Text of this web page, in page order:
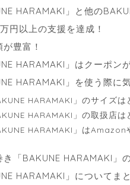
HARAMAKI」と他の
円以上の支援を達成！
豊富！
HARAMAKI」はクーポン
HARAMAKI」を使う際に
HARAMAKI」のサイズは
HARAMAKI」の取扱店は
HARAMAKI」はAmazon
「BAKUNE HARAMAKI」
HARAMAKI」についてま